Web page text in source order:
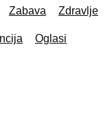
Zabava Zdravlje
Oglasi